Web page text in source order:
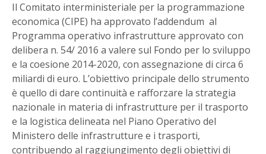
Il Comitato interministeriale per la programmazione
economica (CIPE) ha approvato l’addendum al
Programma operativo infrastrutture approvato con
delibera n. 54/ 2016 a valere sul Fondo per lo sviluppo
e la coesione 2014-2020, con assegnazione di circa 6
miliardi di euro. L’obiettivo principale dello strumento
è quello di dare continuità e rafforzare la strategia
nazionale in materia di infrastrutture per il trasporto
e la logistica delineata nel Piano Operativo del
Ministero delle infrastrutture e i trasporti,
contribuendo al raggiungimento degli obiettivi di